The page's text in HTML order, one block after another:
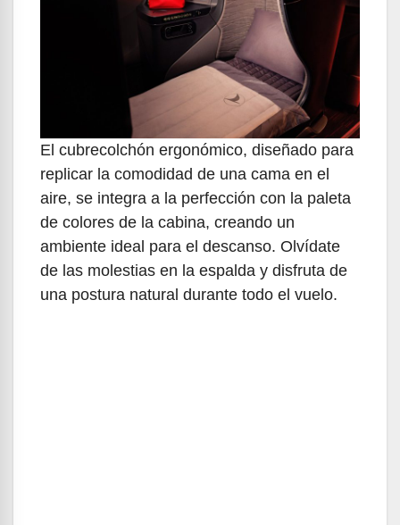
El cubrecolchón ergonómico, diseñado para
replicar la comodidad de una cama en el
aire, se integra a la perfección con la paleta
de colores de la cabina, creando un
ambiente ideal para el descanso. Olvídate
de las molestias en la espalda y disfruta de
una postura natural durante todo el vuelo.